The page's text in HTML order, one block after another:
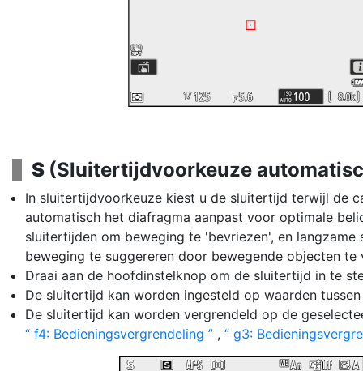
S (Sluitertijdvoorkeuze
In sluitertijdvoorkeuze kiest u de sluitertijd terwijl de
automatisch het diafragma aanpast voor optimale
sluitertijden om beweging te 'bevriezen', en langzame
beweging te suggereren door bewegende objecten te
Draai aan de hoofdinstelknop om de sluitertijd in te
De sluitertijd kan worden ingesteld op waarden tussen
De sluitertijd kan worden vergrendeld op de
f4: Bedieningsvergrendeling
, g3: